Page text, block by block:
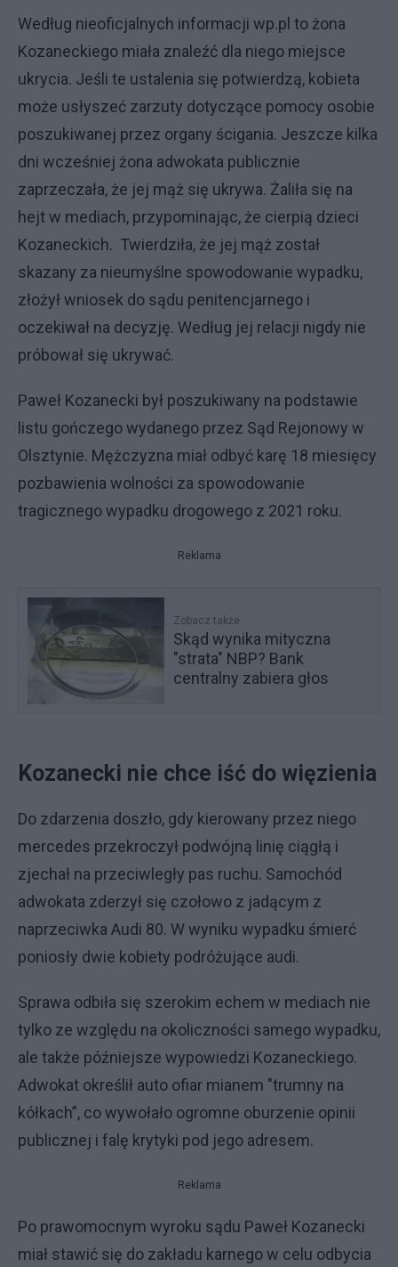
Według nieoficjalnych informacji wp.pl to żona
Kozaneckiego miała znaleźć dla niego miejsce
ukrycia. Jeśli te ustalenia się potwierdzą, kobieta
może usłyszeć zarzuty dotyczące pomocy osobie
poszukiwanej przez organy ścigania. Jeszcze kilka
dni wcześniej żona adwokata publicznie
zaprzeczała, że jej mąż się ukrywa. Żaliła się na
hejt w mediach, przypominając, że cierpią dzieci
Kozaneckich. Twierdziła, że jej mąż został
skazany za nieumyślne spowodowanie wypadku,
złożył wniosek do sądu penitencjarnego i
oczekiwał na decyzję. Według jej relacji nigdy nie
próbował się ukrywać.
Paweł Kozanecki był poszukiwany na podstawie
listu gończego wydanego przez Sąd Rejonowy w
Olsztynie. Mężczyzna miał odbyć karę 18 miesięcy
pozbawienia wolności za spowodowanie
tragicznego wypadku drogowego z 2021 roku.
Reklama
Zobacz także
Skąd wynika mityczna
"strata" NBP? Bank
centralny zabiera głos
Kozanecki nie chce iść do więzienia
Do zdarzenia doszło, gdy kierowany przez niego
mercedes przekroczył podwójną linię ciągłą i
zjechał na przeciwległy pas ruchu. Samochód
adwokata zderzył się czołowo z jadącym z
naprzeciwka Audi 80. W wyniku wypadku śmierć
poniosły dwie kobiety podróżujące audi.
Sprawa odbiła się szerokim echem w mediach nie
tylko ze względu na okoliczności samego wypadku,
ale także późniejsze wypowiedzi Kozaneckiego.
Adwokat określił auto ofiar mianem "trumny na
kółkach”, co wywołało ogromne oburzenie opinii
publicznej i falę krytyki pod jego adresem.
Reklama
Po prawomocnym wyroku sądu Paweł Kozanecki
miał stawić się do zakładu karnego w celu odbycia